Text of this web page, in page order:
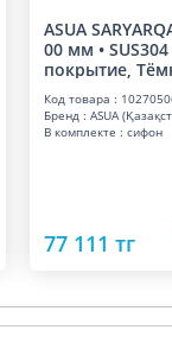
ASUA
00 мм •
покрытие,
Код товара :
Бренд : ASUA
В комплекте : сифон
77 111 тг